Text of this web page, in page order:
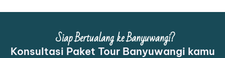
Siap Bertualang ke Banyuwangi?
Konsultasi Paket Tour Banyuwangi kamu